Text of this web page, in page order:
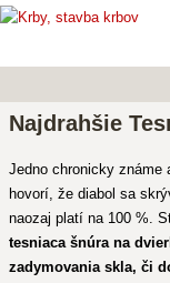
Najdrahšie
Jedno chronicky známe
hovorí, že diabol sa
naozaj platí na 100 %.
tesniaca šnúra na
zadymovania skla, či